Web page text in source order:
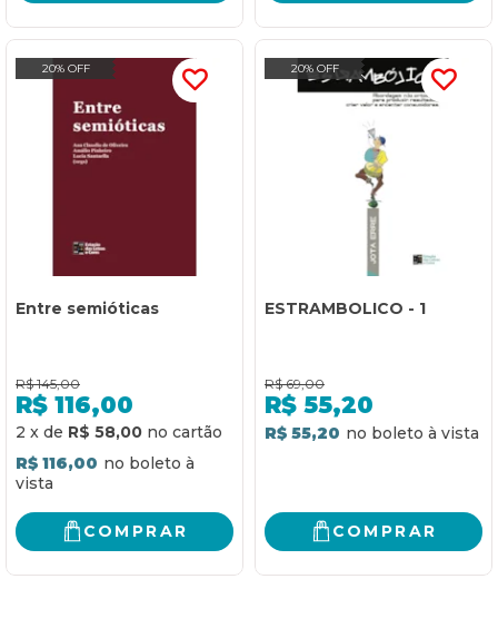
20% OFF
Entre semióticas
R$ 145,00
R$ 116,00
2 x de R$ 58,00
R$ 116,00
COMPRAR
20% OFF
ESTRAMBOLICO - 1
R$ 69,00
R$ 55,20
R$ 55,20
COMPRAR